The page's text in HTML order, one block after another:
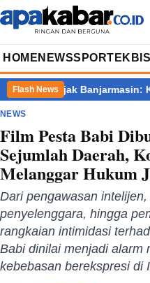
HOME NEWSSPORT EKBIS
Flash News
Banjarmasin: KPK
NEWS
Film Pesta Babi
Sejumlah Daerah,
Melanggar Hukum
Dari pengawasan
penyelenggara, hingga
rangkaian intimidasi
Babi dinilai menjadi alarm
kebebasan berekspresi di